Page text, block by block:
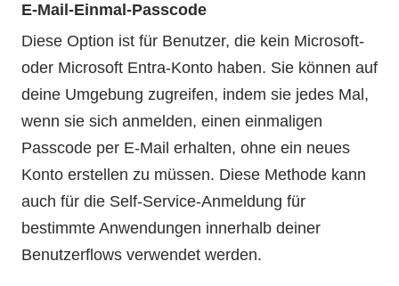
E-Mail-Einmal-Passcode
Diese Option ist für Benutzer, die kein Microsoft-
oder Microsoft Entra-Konto haben. Sie können auf
deine Umgebung zugreifen, indem sie jedes Mal,
wenn sie sich anmelden, einen einmaligen
Passcode per E-Mail erhalten, ohne ein neues
Konto erstellen zu müssen. Diese Methode kann
auch für die Self-Service-Anmeldung für
bestimmte Anwendungen innerhalb deiner
Benutzerflows verwendet werden.